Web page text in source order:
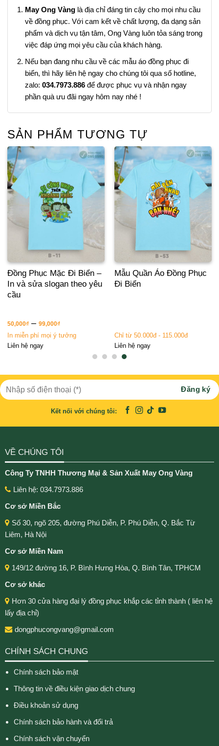
May Ong Vànglà địa chỉ đáng tin cậy cho mọi nhu cầu
về đồng phục. Với cam kết về chất lượng, đa dạng sản
phẩm và dịch vụ tận tâm, Ong Vàng luôn tỏa sáng trong
việc đáp ứng mọi yêu cầu của khách hàng.
Nếu bạn đang nhu cầu về các mẫu áo đồng phục đi
biển, thì hãy liên hệ ngay cho chúng tôi qua số hotline,
zalo: 034.7973.886để được phục vụ và nhận ngay
phần quà ưu đãi ngay hôm nay nhé !
SẢN PHẨM TƯƠNG TỰ
Mẫu Quần Áo Đồng Phục
Đi Biển
Chỉ từ 50.000đ - 115.000đ
Liên hệ ngay
Đồng Phục Mặc Đi Biển –
In và sửa slogan theo yêu
cầu
50,000₫– 99,000₫
In miễn phí mọi ý tưởng
Liên hệ ngay
Kết nối với chúng tôi:
VỀ CHÚNG TÔI
Công Ty TNHH Thương Mại & Sản Xuất May Ong Vàng
Liên hệ: 034.7973.886
Cơ sở Miền Bắc
Số 30, ngõ 205, đường Phú Diễn, P. Phú Diễn, Q. Bắc Từ
Liêm, Hà Nội
Cơ sở Miền Nam
149/12 đường 16, P. Bình Hưng Hòa, Q. Bình Tân, TPHCM
Cơ sở khác
Hơn 30 cửa hàng đại lý đồng phục khắp các tỉnh thành ( liên hệ
lấy địa chỉ)
dongphucongvang@gmail.com
CHÍNH SÁCH CHUNG
Chính sách bảo mật
Thông tin về điều kiện giao dịch chung
Điều khoản sử dụng
Chính sách bảo hành và đổi trả
Chính sách vận chuyển